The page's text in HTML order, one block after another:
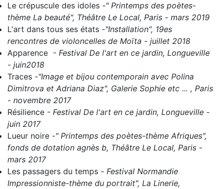
Le crépuscule des idoles -" Printemps des poètes-
thème La beauté", Théâtre Le Local, Paris - mars 2019
L'art dans tous ses états -"Installation", 19es
rencontres de violoncelles de Moïta - juillet 2018
Apparence - Festival De l'art en ce jardin, Longueville
- juin2018
Traces -"Image et bijou contemporain avec Polina
Dimitrova et Adriana Diaz", Galerie Sophie etc ... , Paris
- novembre 2017
Résilience - Festival De l'art en ce jardin, Longueville -
juin 2017
Lueur noire -" Printemps des poètes-thème Afriques",
fonds de dotation agnès b, Théâtre Le Local, Paris -
mars 2017
Les passagers du temps - Festival Normandie
Impressionniste-thème du portrait", La Linerie,